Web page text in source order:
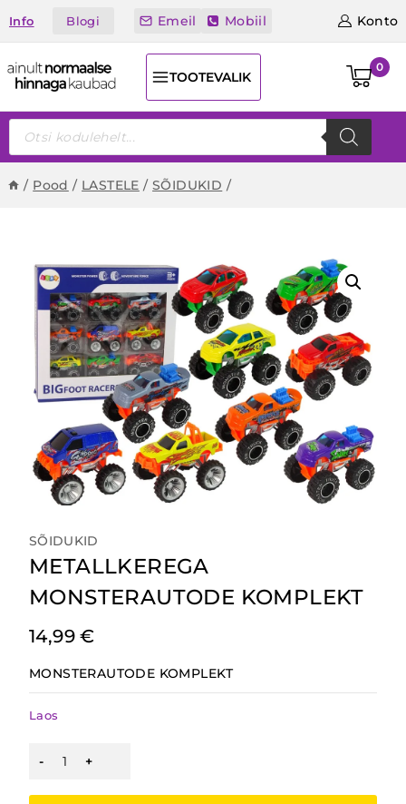
toInfo Blogi Emeil Mobiil Konto
TOOTEVALIK
0
Products
search
/ Pood / LASTELE / SÕIDUKID /
SÕIDUKID
METALLKEREGA
MONSTERAUTODE KOMPLEKT
14,99€
MONSTERAUTODE KOMPLEKT
Laos
KOMPLEKT